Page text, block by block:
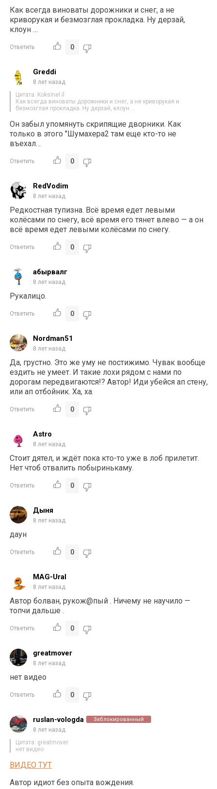
Как всегда виноваты дорожники и снег, а не
криворукая и безмозглая прокладка. Ну дерзай,
клоун …
Ответить 0
Greddi
8 лет назад
Цитата: Koksinel.il
Как всегда виноваты дорожники и снег, а не криворукая и
безмозглая прокладка. Ну дерзай, клоун …
Он забыл упомянуть скрипящие дворники. Как
только в этого "Шумахера2 там еще кто-то не
въехал…
Ответить 0
RedVodim
8 лет назад
Редкостная тупизна. Всё время едет левыми
колёсами по снегу, всё время его тянет влево — а он
всё время едет левыми колёсами по снегу.
Ответить 0
абырвалг
8 лет назад
Рукалицо.
Ответить 0
Nordman51
8 лет назад
Да, грустно. Это же уму не постижимо. Чувак вообще
ездить не умеет. И такие лохи рядом с нами по
дорогам передвигаются!? Автор! Иди убейся ап стену,
или ап отбойник. Ха, ха.
Ответить 0
Astro
8 лет назад
Стоит дятел, и ждёт пока кто-то уже в лоб прилетит.
Нет чтоб отвалить побыринькаму.
Ответить 0
Дыня
8 лет назад
даун
Ответить 0
MAG-Ural
8 лет назад
Автор болван, рукож@пый . Ничему не научило —
топчи дальше .
Ответить 0
greatmover
8 лет назад
нет видео
Ответить 0
ruslan-vologda Заблокированный
8 лет назад
Цитата: greatmover
нет видео
ВИДЕО ТУТ
Автор идиот без опыта вождения.